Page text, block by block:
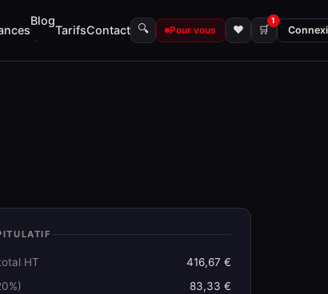
Blog
TarifsContact 🔍 Pour vous ♥ 🛒
1
HT
416,67 €
83,33 €